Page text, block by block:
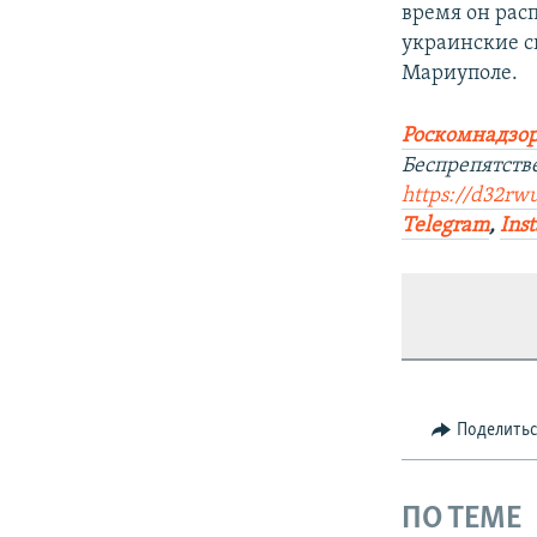
время он
украинские
Мариуполе.
https://
Telegram,
ПО ТЕМЕ